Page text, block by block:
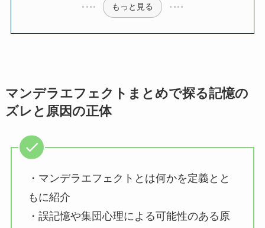
もっと見る
マンデラエフェクトまとめで探る記憶の
ズレと原因の正体
・マンデラエフェクトとは何かを定義とと
もに紹介
・誤記憶や集団心理による可能性のある原